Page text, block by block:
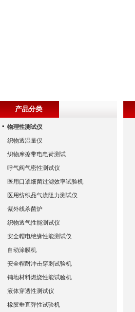
产品分类
物理性测试仪
织物透湿量仪
织物摩擦带电电荷测试
呼气阀气密性测试仪
医用口罩细菌过滤效率试验机
医用纺织品气流阻力测试仪
紫外线杀菌炉
织物透气性能测试仪
安全帽电绝缘性能测试仪
自动涂膜机
安全帽耐冲击穿刺试验机
铺地材料燃烧性能试验机
液体穿透性测试仪
橡胶垂直弹性试验机